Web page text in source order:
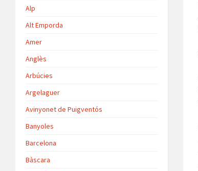
Alp
Alt Emporda
Amer
Anglès
Arbúcies
Argelaguer
Avinyonet de Puigventós
Banyoles
Barcelona
Bàscara